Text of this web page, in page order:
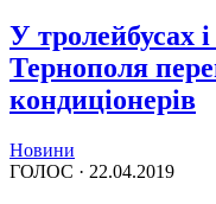
У тролейбусах
Тернополя
кондиціонерів
Новини
ГОЛОС · 22.04.2019